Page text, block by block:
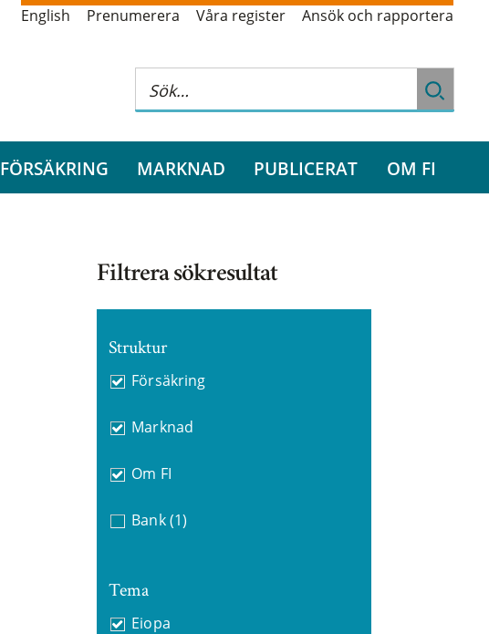
English Prenumerera Våra register Ansök och rapportera
FÖRSÄKRING MARKNAD PUBLICERAT OM FI
Filtrera sökresultat
Struktur
Försäkring
Marknad
Om FI
Bank (1)
Tema
Eiopa